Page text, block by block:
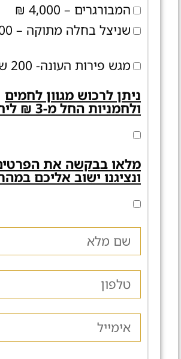
המבורגרים – 4,000 ₪
שניצל בחלה מתוקה – 3,900 ₪
מגש פירות העונה- 200 ש"ח
ניתן לרכוש מגוון לחמים
ולחמניות החל מ-3 ₪ ליחידה
מלאו בבקשה את
ונציגנו ישוב אליכם